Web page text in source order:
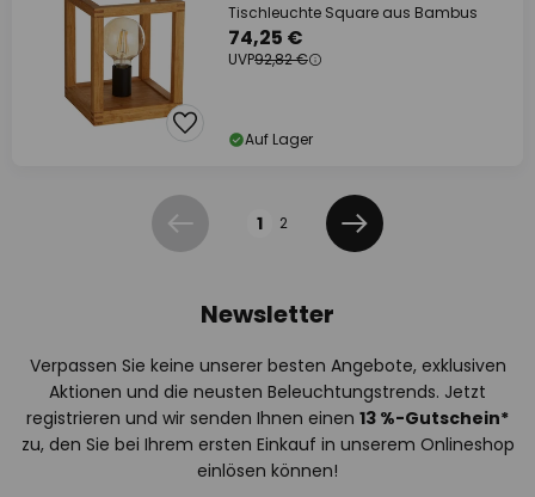
Tischleuchte Square aus Bambus
74,25 €
UVP92,82 €
Auf Lager
Zurück 1 2
Weiter
Newsletter
Verpassen Sie keine unserer besten Angebote, exklusiven
Aktionen und die neusten Beleuchtungstrends. Jetzt
registrieren und wir senden Ihnen einen 13 %-Gutschein*
zu, den Sie bei Ihrem ersten Einkauf in unserem Onlineshop
einlösen können!